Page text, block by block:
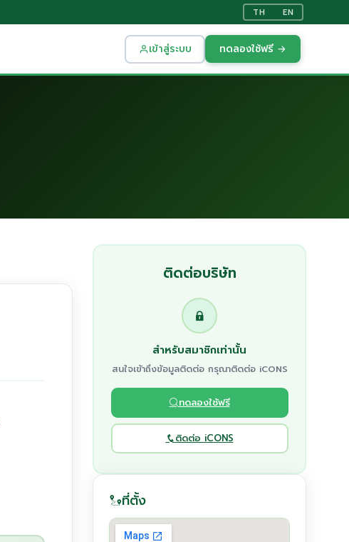
TH EN
เข้าสู่ระบบ ทดลองใช้ฟรี →
ติดต่อบริษัท
สำหรับสมาชิกเท่านั้น
สนใจเข้าถึงข้อมูลติดต่อ กรุณาติดต่อ iCONS
ทดลองใช้ฟรี
ติดต่อ iCONS
ที่ตั้ง